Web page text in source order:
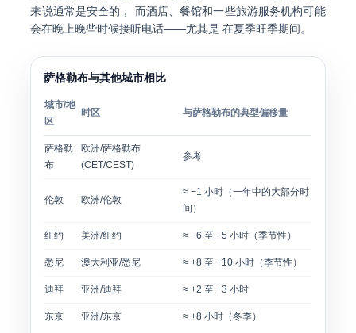
来说通常是安全的， 而酒店、餐馆和一些旅游服务机构可能
会在晚上晚些时候接听电话——尤其是 在夏季旺季期间。
萨格勒布与其他城市相比
城市/地
区
时区 与萨格勒布的典型偏移量
萨格勒
布
欧洲/萨格勒布
(CET/CEST)
参考
伦敦 欧洲/伦敦
≈ −1 小时（一年中的大部分时
间）
纽约 美洲/纽约 ≈ −6 至 −5 小时（季节性）
悉尼 澳大利亚/悉尼 ≈ +8 至 +10 小时（季节性）
迪拜 亚洲/迪拜 ≈ +2 至 +3 小时
东京 亚洲/东京 ≈ +8 小时（冬季）